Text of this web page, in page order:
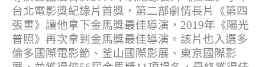
台北電影獎紀錄片首獎，第二部劇情長片《第四
張畫》讓他拿下金馬獎最佳導演，2019年《陽光
普照》再次拿到金馬獎最佳導演。該片也入選多
倫多國際電影節、釜山國際影展、東京國際影